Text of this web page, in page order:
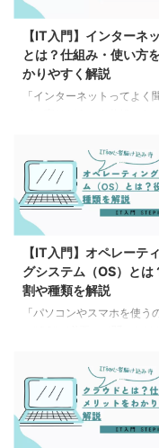
【IT入門】インターネ
とは？仕組み・使い方
かりやすく解説
「インターネットってよく
本記事では、超初心者向け
ターネットの基本をわかり
解説します。 「インターネ
でできること」「どうやっ
がるのか」「安全に使う方
で、難しい専門用語をでき
使わずに説明するので、パ
やスマホが苦手な方でも安
読めます！さっそく、イン
ットの世界をのぞいてみまし
ンターネットは、簡単にい
「情報の道」です。 世界中
ン ...
【IT入門】オペレーテ
グシステム（OS）とは
割や種類を解説
「パソコンやスマホを使う
ことはありませんか？ OS
レーティングシステム）は
コンやスマホを動か すため
本ソフトウェア です。
やmacOS、Android、iOSな